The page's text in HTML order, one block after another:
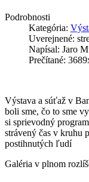
Podrobnosti
Kategória:
Uverejnené:
Napísal: Jaro
Prečítané:
Výstava a súťaž v
boli sme, čo to sme
si sprievodný
strávený čas v kruhu
postihnutých ľudí
Galéria v plnom